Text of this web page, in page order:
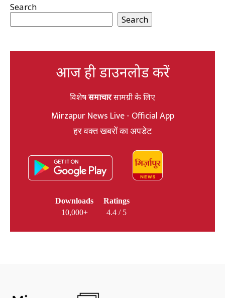
Search
Search
आज ही डाउनलोड करें
विशेषसमाचारसामग्री के लिए
Mirzapur News Live - Official App
हर वक्त खबरों का अपडेट
Downloads
10,000+
Ratings
4.4 / 5